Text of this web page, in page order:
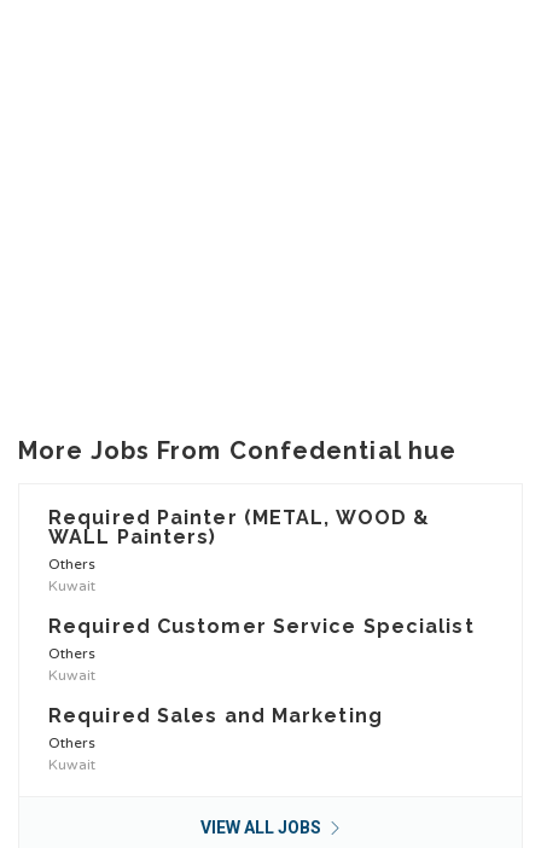
More Jobs From Confedential hue
Required Painter (METAL, WOOD &
WALL Painters)
Others
Kuwait
Required Customer Service Specialist
Others
Kuwait
Required Sales and Marketing
Others
Kuwait
VIEW ALL JOBS